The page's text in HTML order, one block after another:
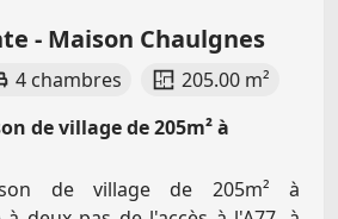
- Maison Chaulgnes
4 chambres
205.00 m²
de village de 205m² à
de village de 205m² à